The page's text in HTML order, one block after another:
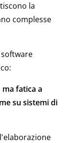
la
complesse
fatica a
su sistemi di